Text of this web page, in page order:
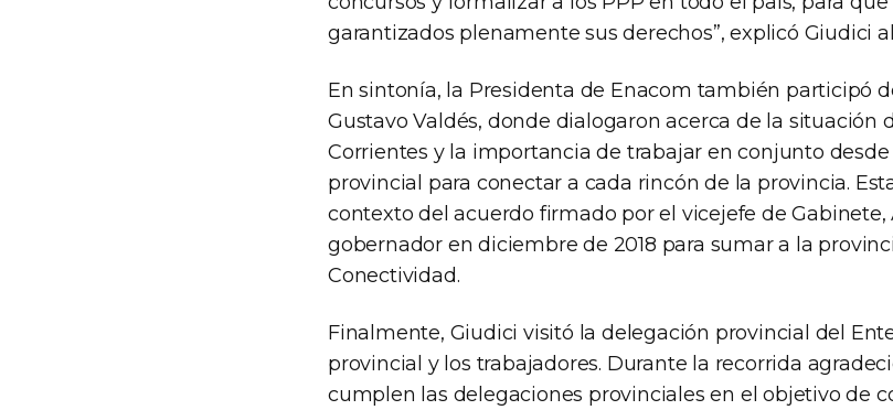
garantizados plenamente sus derechos”, explicó Giudici
En sintonía, la Presidenta de Enacom también participó
Gustavo Valdés, donde dialogaron acerca de la situación
Corrientes y la importancia de trabajar en conjunto
provincial para conectar a cada rincón de la provincia.
contexto del acuerdo firmado por el vicejefe de Gabinete,
gobernador en diciembre de 2018 para sumar a la
Conectividad.
Finalmente, Giudici visitó la delegación provincial del
provincial y los trabajadores. Durante la recorrida
cumplen las delegaciones provinciales en el objetivo de